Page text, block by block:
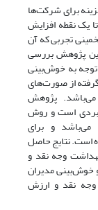
برای شرکت‌ها
یک نقطه افزایش
تجربی که آن
پژوهش بررسی
به خوش‌بینی
از صورت‌های
مالی 165 شرکت در بازه زمانی 1391-1400 می‌باشد. پژوهش
است و روش
و برای
است. نتایج حاصل
وجه نقد و
خوش‌بینی مدیران
نقد و ارزش